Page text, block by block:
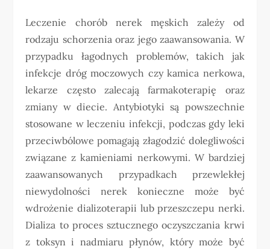
Leczenie chorób nerek męskich zależy od
rodzaju schorzenia oraz jego zaawansowania. W
przypadku łagodnych problemów, takich jak
infekcje dróg moczowych czy kamica nerkowa,
lekarze często zalecają farmakoterapię oraz
zmiany w diecie. Antybiotyki są powszechnie
stosowane w leczeniu infekcji, podczas gdy leki
przeciwbólowe pomagają złagodzić dolegliwości
związane z kamieniami nerkowymi. W bardziej
zaawansowanych przypadkach przewlekłej
niewydolności nerek konieczne może być
wdrożenie dializoterapii lub przeszczepu nerki.
Dializa to proces sztucznego oczyszczania krwi
z toksyn i nadmiaru płynów, który może być